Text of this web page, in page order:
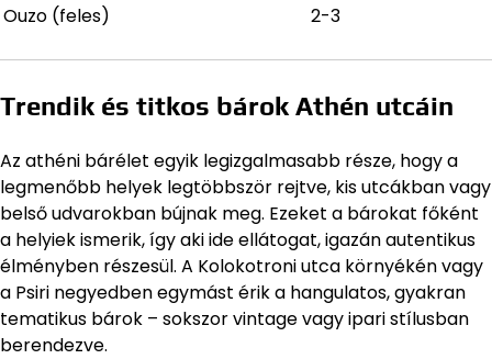
Ouzo (feles)
2-3
Trendik és titkos bárok Athén utcáin
Az athéni bárélet egyik legizgalmasabb része, hogy a
legmenőbb helyek legtöbbször rejtve, kis utcákban vagy
belső udvarokban bújnak meg. Ezeket a bárokat főként
a helyiek ismerik, így aki ide ellátogat, igazán autentikus
élményben részesül. A Kolokotroni utca környékén vagy
a Psiri negyedben egymást érik a hangulatos, gyakran
tematikus bárok – sokszor vintage vagy ipari stílusban
berendezve.